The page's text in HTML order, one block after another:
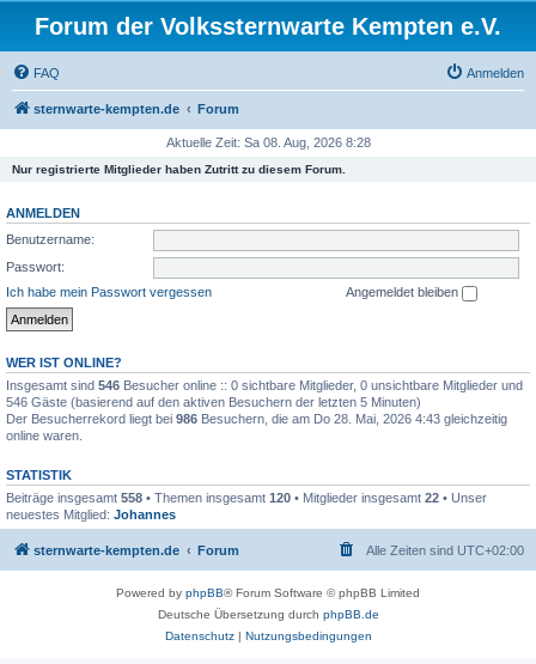
Forum der Volkssternwarte Kempten e.V.
FAQ Anmelden
sternwarte-kempten.de Forum
Aktuelle Zeit: Sa 08. Aug, 2026 8:28
Nur registrierte Mitglieder haben Zutritt zu diesem Forum.
ANMELDEN
Benutzername:
Passwort:
Ich habe mein Passwort vergessen
Angemeldet bleiben
WER IST ONLINE?
Insgesamt sind 546 Besucher online :: 0 sichtbare Mitglieder, 0 unsichtbare Mitglieder und
546 Gäste (basierend auf den aktiven Besuchern der letzten 5 Minuten)
Der Besucherrekord liegt bei 986 Besuchern, die am Do 28. Mai, 2026 4:43 gleichzeitig
online waren.
STATISTIK
Beiträge insgesamt 558 • Themen insgesamt 120 • Mitglieder insgesamt 22 • Unser
neuestes Mitglied: Johannes
sternwarte-kempten.de Forum Alle Zeiten sind UTC+02:00
Powered by phpBB® Forum Software © phpBB Limited
Deutsche Übersetzung durch phpBB.de
Datenschutz| Nutzungsbedingungen